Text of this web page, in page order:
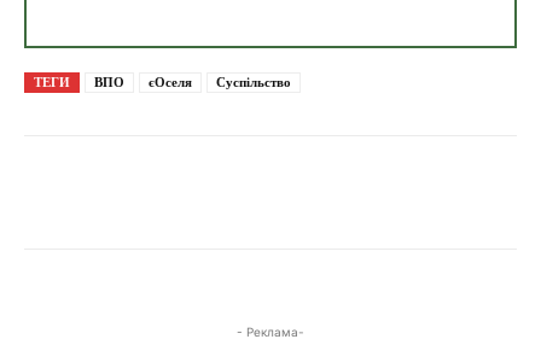
ТЕГИ ВПО єОселя Суспільство
- Реклама-